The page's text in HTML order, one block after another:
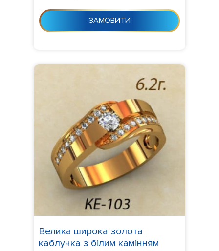
ЗАМОВИТИ
Велика широка золота
каблучка з білим камінням